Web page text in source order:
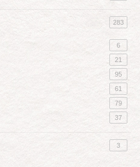
283
6
21
95
61
79
37
3